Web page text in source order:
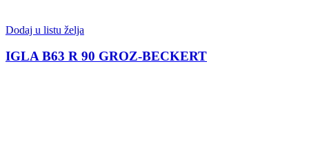
Dodaj u listu želja
IGLA B63 R 90 GROZ-BECKERT